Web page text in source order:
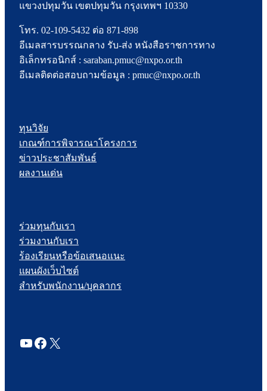
แขวงปทุมวัน เขตปทุมวัน กรุงเทพฯ 10330
โทร. 02-109-5432 ต่อ 871-898
อีเมลสารบรรณกลาง รับ-ส่ง หนังสือราชการทาง
อิเล็กทรอนิกส์ : saraban.pmuc@nxpo.or.th
อีเมลติดต่อสอบถามข้อมูล : pmuc@nxpo.or.th
ทุนวิจัย
เกณฑ์การพิจารณาโครงการ
ข่าวประชาสัมพันธ์
ผลงานเด่น
ร่วมทุนกับเรา
ร่วมงานกับเรา
ร้องเรียนหรือข้อเสนอแนะ
แผนผังเว็บไซต์
สำหรับพนักงาน/บุคลากร
YouTube
Facebook
X